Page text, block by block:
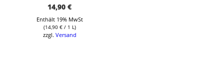
14,90€
Enthält 19% MwSt
(14,90 €/ 1 L)
zzgl. Versand